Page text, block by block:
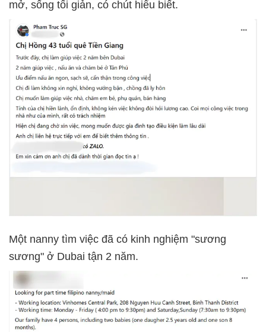
mở, sống tối giản, có chút hiểu biết.
Một nanny tìm việc đã có kinh nghiệm "sương
sương" ở Dubai tận 2 năm.